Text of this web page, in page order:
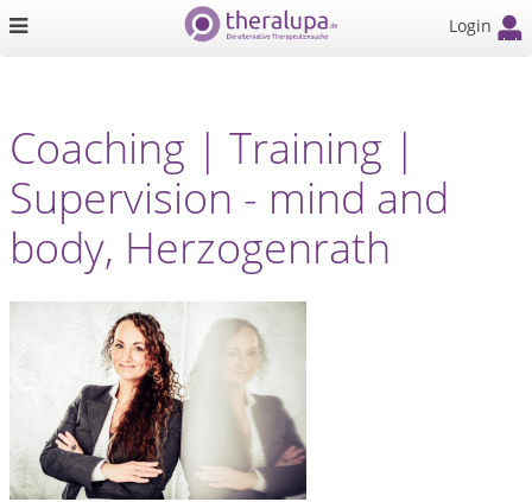
Login
Coaching | Training |
Supervision - mind and
body, Herzogenrath